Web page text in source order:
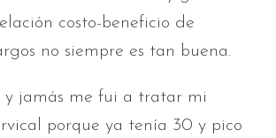
costo-beneficio de
no siempre es tan buena.
y jamás me fui a tratar mi
porque ya tenía 30 y pico